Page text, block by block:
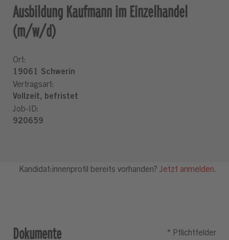
Dokumente